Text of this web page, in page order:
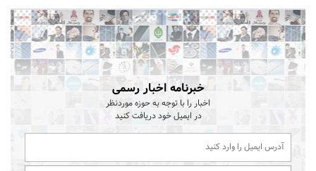
خبرنامه اخبار رسمی
اخبار را با توجه به حوزه موردنظر
در ایمیل خود دریافت کنید